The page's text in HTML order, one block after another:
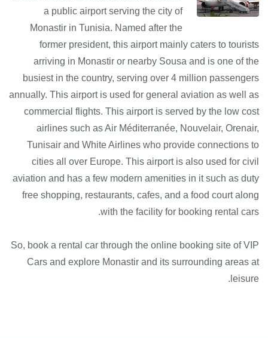
a public airport serving the city of
Monastir in Tunisia. Named after the
former president, this airport mainly caters to tourists
arriving in Monastir or nearby Sousa and is one of the
busiest in the country, serving over 4 million passengers
annually. This airport is used for general aviation as well as
commercial flights. This airport is served by the low cost
airlines such as Air Méditerranée, Nouvelair, Orenair,
Tunisair and White Airlines who provide connections to
cities all over Europe. This airport is also used for civil
aviation and has a few modern amenities in it such as duty
free shopping, restaurants, cafes, and a food court along
with the facility for booking rental cars.
So, book a rental car through the online booking site of VIP
Cars and explore Monastir and its surrounding areas at
leisure.